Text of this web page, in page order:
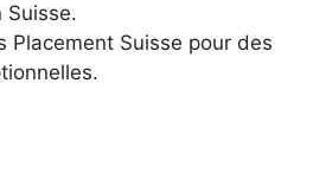
Suisse.
Placement Suisse pour des